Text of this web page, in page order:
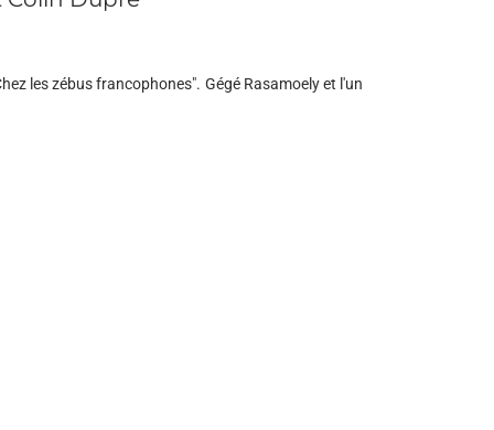
les zébus francophones". Gégé Rasamoely et l'un